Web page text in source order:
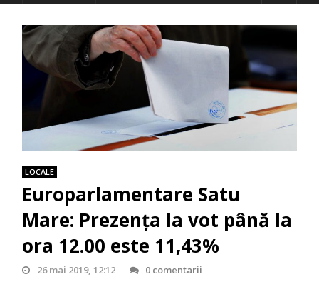
LOCALE
Europarlamentare Satu
Mare: Prezența la vot până la
ora 12.00 este 11,43%
26 mai 2019, 12:12 0 comentarii